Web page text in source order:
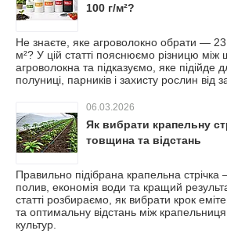
100 г/м²?
Не знаєте, яке агроволокно обрати —
м²? У цій статті пояснюємо різницю між
агроволокна та підказуємо, яке підійде
полуниці, парників і захисту рослин від
06.03.2026
Як вибрати крапельну
товщина та відстань
Правильно підібрана крапельна стрічка
полив, економія води та кращий
статті розбираємо, як вибрати крок
та оптимальну відстань між
культур.